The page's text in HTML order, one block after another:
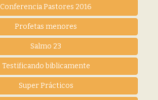
Conferencia Pastores 2016
Profetas menores
Salmo 23
Testificando biblicamente
Super Prácticos